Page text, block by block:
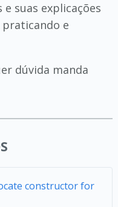
suas explicações
praticando e
dúvida manda
constructor for